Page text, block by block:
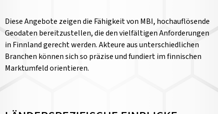
Diese Angebote zeigen die Fähigkeit von MBI, hochauflösende
Geodaten bereitzustellen, die den vielfältigen Anforderungen
in Finnland gerecht werden. Akteure aus unterschiedlichen
Branchen können sich so präzise und fundiert im finnischen
Marktumfeld orientieren.